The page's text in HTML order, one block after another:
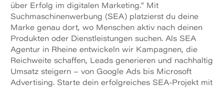
über Erfolg im digitalen Marketing.“ M it
Suchmaschinenwerbung (SEA) platzierst du deine
Marke genau dort, wo Menschen aktiv nach deinen
Produkten oder Dienstleistungen suchen. Als SEA
Agentur in Rheine entwickeln wir Kampagnen, die
Reichweite schaffen, Leads generieren und nachhaltig
Umsatz steigern – von Google Ads bis Microsoft
Advertising. Starte dein erfolgreiches SEA-Projekt mit